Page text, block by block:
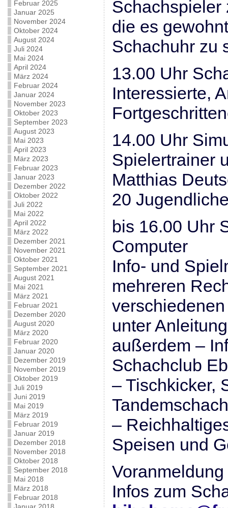
Februar 2025
Januar 2025
November 2024
Oktober 2024
August 2024
Juli 2024
Mai 2024
April 2024
März 2024
Februar 2024
Januar 2024
November 2023
Oktober 2023
September 2023
August 2023
Mai 2023
April 2023
März 2023
Februar 2023
Januar 2023
Dezember 2022
Oktober 2022
Juli 2022
Mai 2022
April 2022
März 2022
Dezember 2021
November 2021
Oktober 2021
September 2021
August 2021
Mai 2021
März 2021
Februar 2021
Dezember 2020
August 2020
März 2020
Februar 2020
Januar 2020
Dezember 2019
November 2019
Oktober 2019
Juli 2019
Juni 2019
Mai 2019
März 2019
Februar 2019
Januar 2019
Dezember 2018
November 2018
Oktober 2018
September 2018
Mai 2018
März 2018
Februar 2018
Schachspieler
die es
Schachuhr zu
13.00 Uhr
Interessierte,
14.00 Uhr
Spielertrainer
Matthias
20
bis 16.00 Uhr
Computer
Info- und
mehreren
unter
außerdem –
Schachclub
– Tischkicker,
Tandemschach
–
Speisen und
Infos zum